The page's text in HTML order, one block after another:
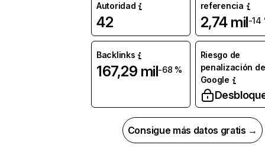
Autoridad
42
referencia
2,74 mil-14
Backlinks
167,29 mil-68 %
Riesgo de
penalización de
Google
Consigue más datos gratis →